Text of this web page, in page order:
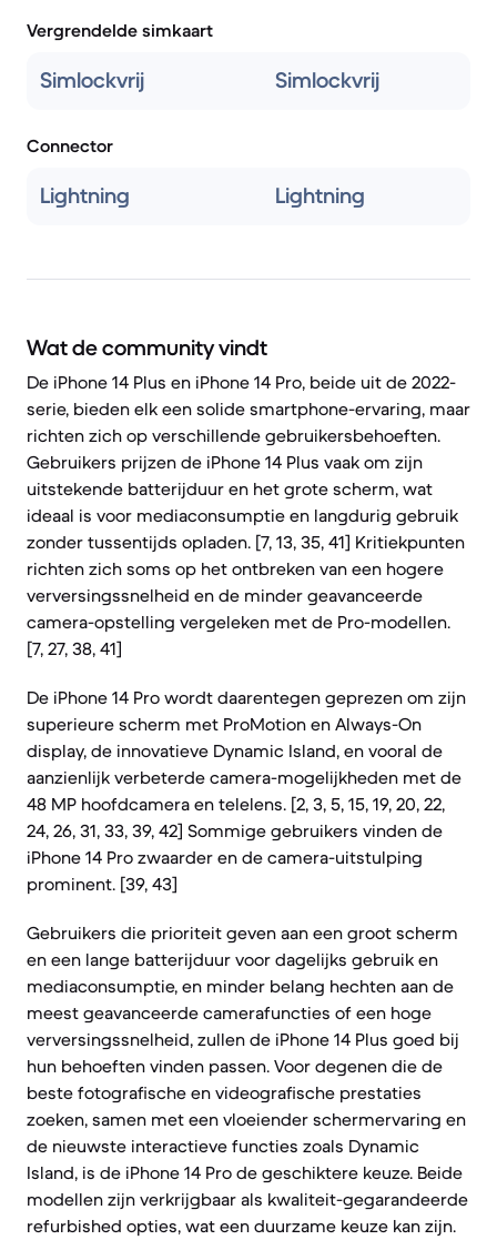
Vergrendelde simkaart
Simlockvrij Simlockvrij
Connector
Lightning Lightning
Wat de community vindt
De iPhone 14 Plus en iPhone 14 Pro, beide uit de 2022-
serie, bieden elk een solide smartphone-ervaring, maar
richten zich op verschillende gebruikersbehoeften.
Gebruikers prijzen de iPhone 14 Plus vaak om zijn
uitstekende batterijduur en het grote scherm, wat
ideaal is voor mediaconsumptie en langdurig gebruik
zonder tussentijds opladen. [7, 13, 35, 41] Kritiekpunten
richten zich soms op het ontbreken van een hogere
verversingssnelheid en de minder geavanceerde
camera-opstelling vergeleken met de Pro-modellen.
[7, 27, 38, 41]
De iPhone 14 Pro wordt daarentegen geprezen om zijn
superieure scherm met ProMotion en Always-On
display, de innovatieve Dynamic Island, en vooral de
aanzienlijk verbeterde camera-mogelijkheden met de
48 MP hoofdcamera en telelens. [2, 3, 5, 15, 19, 20, 22,
24, 26, 31, 33, 39, 42] Sommige gebruikers vinden de
iPhone 14 Pro zwaarder en de camera-uitstulping
prominent. [39, 43]
Gebruikers die prioriteit geven aan een groot scherm
en een lange batterijduur voor dagelijks gebruik en
mediaconsumptie, en minder belang hechten aan de
meest geavanceerde camerafuncties of een hoge
verversingssnelheid, zullen de iPhone 14 Plus goed bij
hun behoeften vinden passen. Voor degenen die de
beste fotografische en videografische prestaties
zoeken, samen met een vloeiender schermervaring en
de nieuwste interactieve functies zoals Dynamic
Island, is de iPhone 14 Pro de geschiktere keuze. Beide
modellen zijn verkrijgbaar als kwaliteit-gegarandeerde
refurbished opties, wat een duurzame keuze kan zijn.